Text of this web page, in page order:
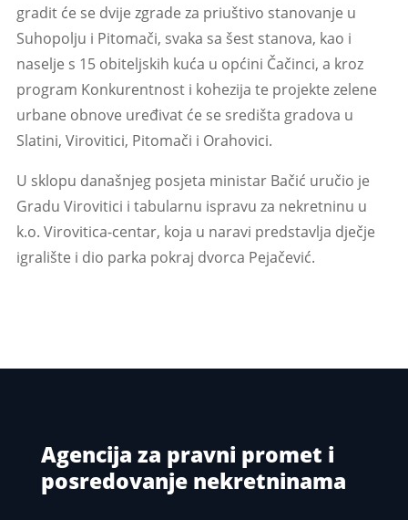
gradit će se dvije zgrade za priuštivo stanovanje u
Suhopolju i Pitomači, svaka sa šest stanova, kao i
naselje s 15 obiteljskih kuća u općini Čačinci, a kroz
program Konkurentnost i kohezija te projekte zelene
urbane obnove uređivat će se središta gradova u
Slatini, Virovitici, Pitomači i Orahovici.
U sklopu današnjeg posjeta ministar Bačić uručio je
Gradu Virovitici i tabularnu ispravu za nekretninu u
k.o. Virovitica-centar, koja u naravi predstavlja dječje
igralište i dio parka pokraj dvorca Pejačević.
Agencija za pravni promet i
posredovanje nekretninama